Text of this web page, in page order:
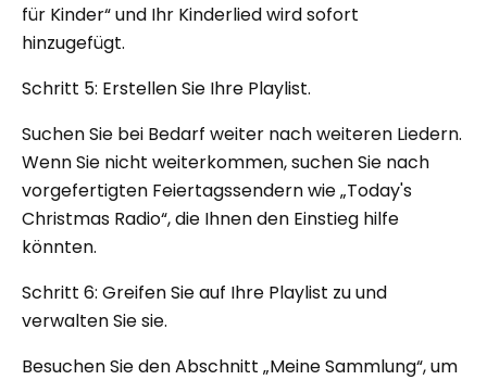
für Kinder“ und Ihr Kinderlied wird sofort
hinzugefügt.
Schritt 5: Erstellen Sie Ihre Playlist.
Suchen Sie bei Bedarf weiter nach weiteren Liedern.
Wenn Sie nicht weiterkommen, suchen Sie nach
vorgefertigten Feiertagssendern wie „Today's
Christmas Radio“, die Ihnen den Einstieg hilfe
könnten.
Schritt 6: Greifen Sie auf Ihre Playlist zu und
verwalten Sie sie.
Besuchen Sie den Abschnitt „Meine Sammlung“, um